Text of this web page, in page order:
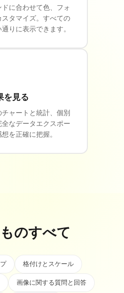
に合わせて色、フォ
タマイズ。すべての
りに表示できます。
を見る
ャートと統計、個別
なデータエクスポー
を正確に把握。
のすべて
格付けとスケール
画像に関する質問と回答